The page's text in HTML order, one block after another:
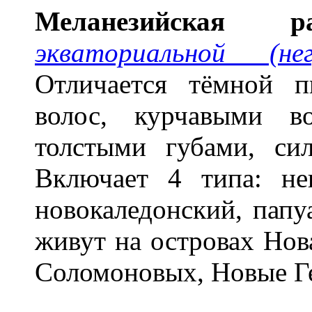
Меланезийская р
экваториальной
Отличается тёмной
волос, курчавыми
толстыми губами,
Включает 4 типа:
новокаледонский,
живут на островах
Соломоновых, Новые